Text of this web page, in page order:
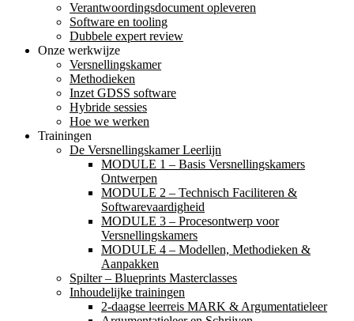
Verantwoordingsdocument opleveren
Software en tooling
Dubbele expert review
Onze werkwijze
Versnellingskamer
Methodieken
Inzet GDSS software
Hybride sessies
Hoe we werken
Trainingen
De Versnellingskamer Leerlijn
MODULE 1 – Basis Versnellingskamers
Ontwerpen
MODULE 2 – Technisch Faciliteren &
Softwarevaardigheid
MODULE 3 – Procesontwerp voor
Versnellingskamers
MODULE 4 – Modellen, Methodieken &
Aanpakken
Spilter – Blueprints Masterclasses
Inhoudelijke trainingen
2-daagse leerreis MARK & Argumentatieleer